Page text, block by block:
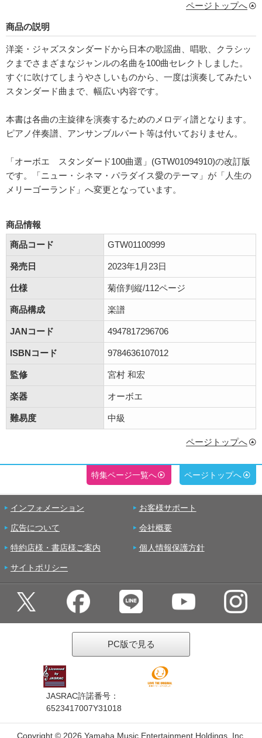
ページトップへ
商品の説明
洋楽・ジャズスタンダードから日本の歌謡曲、唱歌、クラシッ
クまでさまざまなジャンルの名曲を100曲セレクトしました。
すぐに吹けてしまうやさしいものから、一度は演奏してみたい
スタンダード曲まで、幅広い内容です。
本書は各曲の主旋律を演奏するためのメロディ譜となります。
ピアノ伴奏譜、アンサンブルパート等は付いておりません。
「オーボエ スタンダード100曲選」(GTW01094910)の改訂版
です。「ニュー・シネマ・パラダイス愛のテーマ」が「人生の
メリーゴーランド」へ変更となっています。
商品情報
商品コード
GTW01100999
発売日 2023年1月23日
仕様 菊倍判縦/112ページ
商品構成 楽譜
JANコード 4947817296706
ISBNコード 9784636107012
監修 宮村 和宏
楽器 オーボエ
難易度 中級
ページトップへ
特集ページ一覧へ ページトップへ
インフォメーション お客様サポート
広告について 会社概要
特約店様・書店様ご案内 個人情報保護方針
サイトポリシー
PC版で見る
JASRAC許諾番号：
6523417007Y31018
Copyright © 2026 Yamaha Music Entertainment Holdings, Inc.